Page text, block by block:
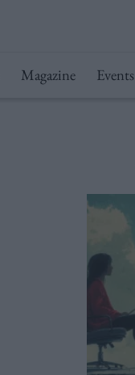
Magazine Events